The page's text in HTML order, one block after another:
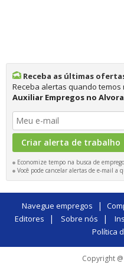
Receba as últimas
Receba alertas quando
Auxiliar Empregos no
Economize tempo na busca de
Você pode cancelar alertas de e-mail a
Navegue empregos |
Editores | Sobre nós |
Política
Copyright